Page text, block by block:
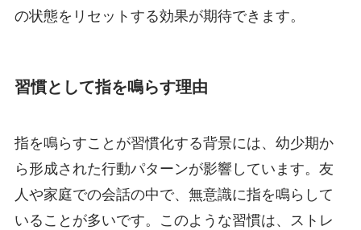
の状態をリセットする効果が期待できます。
習慣として指を鳴らす理由
指を鳴らすことが習慣化する背景には、幼少期か
ら形成された行動パターンが影響しています。友
人や家庭での会話の中で、無意識に指を鳴らして
いることが多いです。このような習慣は、ストレ